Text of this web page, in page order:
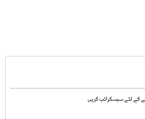
کے لئے سبسکرائب کریں